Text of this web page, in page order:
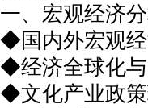
一、宏观经济
◆国内外宏观
◆经济全球化
◆文化产业政